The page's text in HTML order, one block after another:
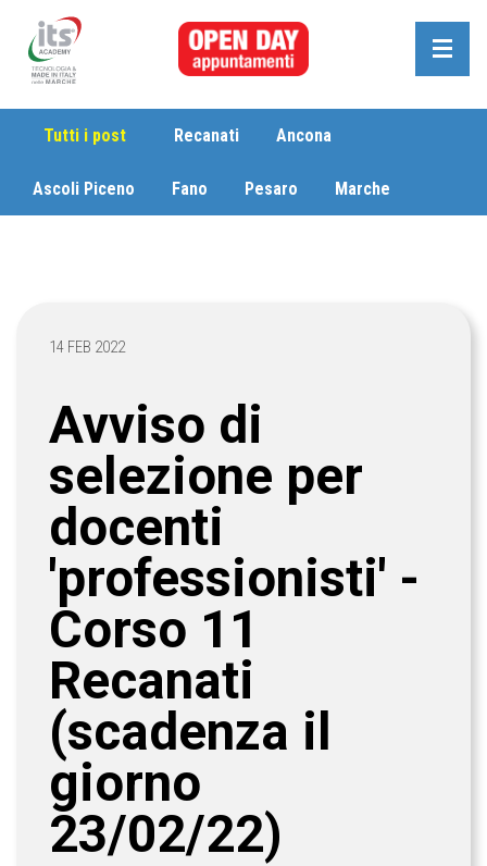
Tutti i post Recanati Ancona
Ascoli Piceno Fano Pesaro Marche
14 FEB 2022
Avviso di
selezione per
docenti
'professionisti' -
Corso 11
Recanati
(scadenza il
giorno
23/02/22)